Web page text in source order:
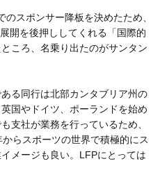
スポンサー降板を決めたため、
開を後押ししてくれる「国際的
ころ、名乗り出たのがサンタン
る同行は北部カンタブリア州の
国やドイツ、ポーランドを始め
支社が業務を行っているため、
らスポーツの世界で積極的にス
メージも良い。LFPにとっては